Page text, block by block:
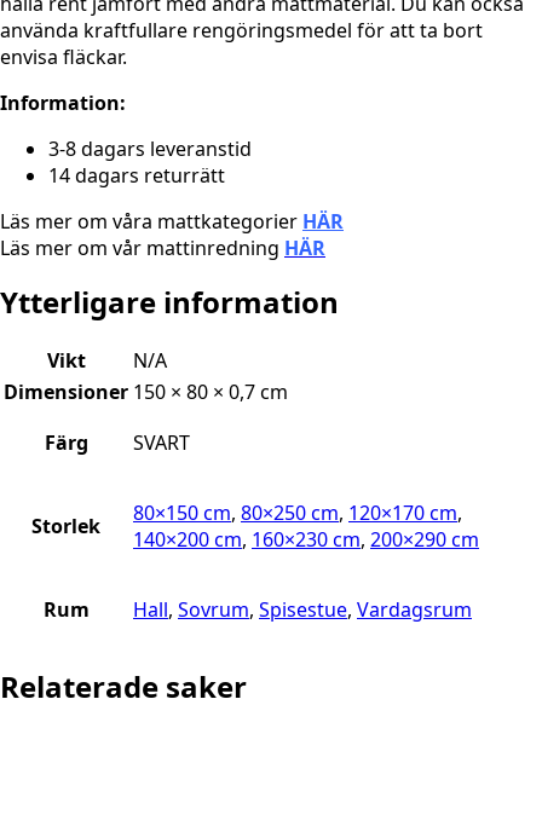
använda kraftfullare rengöringsmedel för att ta bort
envisa fläckar.
Information:
3-8 dagars leveranstid
14 dagars returrätt
Läs mer om våra mattkategorier HÄR
Läs mer om vår mattinredning HÄR
Ytterligare information
Vikt
N/A
Dimensioner 150 × 80 × 0,7 cm
Färg
SVART
Storlek 80×150 cm, 80×250 cm, 120×170 cm,
140×200 cm, 160×230 cm, 200×290 cm
Rum Hall, Sovrum, Spisestue, Vardagsrum
Relaterade saker